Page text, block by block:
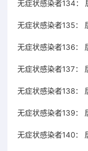
无症状感染者134：
无症状感染者135：
无症状感染者136：
无症状感染者137：
无症状感染者138：
无症状感染者139：
无症状感染者140：